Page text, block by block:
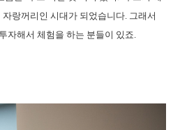
랑꺼리인 시대가 되었습니다. 그래서
자해서 체험을 하는 분들이 있죠.